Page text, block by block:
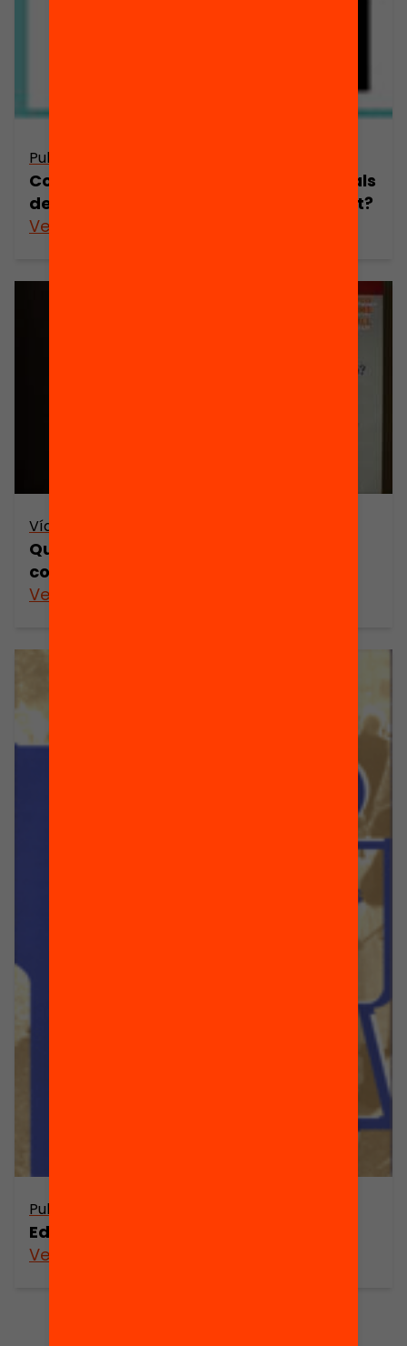
Publicació
Com podem capacitar els professionals
de l’educació en gestió de la diversitat?
Veure’n més
Vídeo
Quines desigualtats socials podem
combatre des de l’educació?
Veure’n més
Publicació
Educació i immigració
Veure’n més